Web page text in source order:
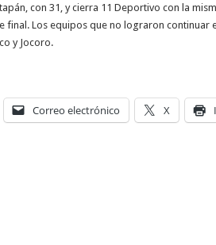
con 31, y cierra 11 Deportivo con la
final. Los equipos que no lograron continuar
y Jocoro.
Correo electrónico X